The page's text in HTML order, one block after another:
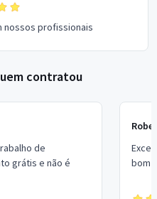
nossos profissionais
contratou
de
grátis e não é
bom